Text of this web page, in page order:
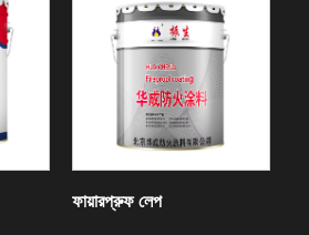
ফায়ারপ্রুফ লেপ